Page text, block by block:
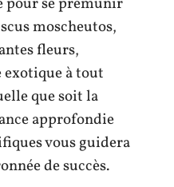
moscheutos,
fleurs,
à tout
que soit la
approfondie
vous guidera
de succès.